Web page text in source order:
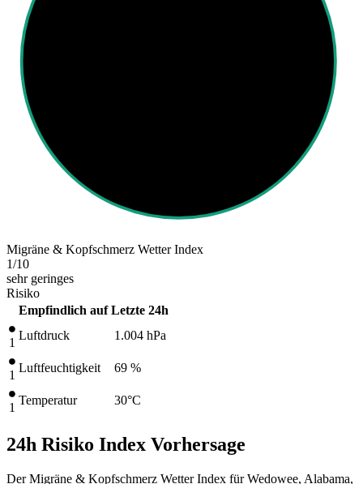
Migräne & Kopfschmerz Wetter Index
1/10
sehr geringes
Risiko
Empfindlich auf Letzte 24h
1
Luftdruck 1.004 hPa
1
Luftfeuchtigkeit 69 %
1
Temperatur 30°C
24h Risiko Index Vorhersage
Der Migräne & Kopfschmerz Wetter Index für Wedowee, Alabama,